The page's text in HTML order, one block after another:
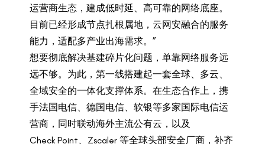
运营商生态，建成低时延、高可靠的网络底座。
目前已经形成节点扎根属地，云网安融合的服务
能力，适配多产业出海需求。”
想要彻底解决基建碎片化问题，单靠网络服务远
远不够。为此，第一线搭建起一套全球、多云、
全域安全的一体化支撑体系。在生态合作上，携
手法国电信、德国电信、软银等多家国际电信运
营商，同时联动海外主流公有云，以及
Check Point、Zscaler 等全球头部安全厂商，补齐